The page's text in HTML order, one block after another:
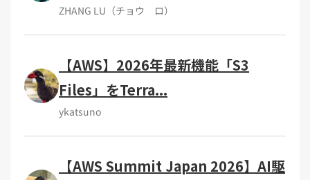
ZHANG LU（チョウ ロ）
【AWS】2026年最新機能「S3
Files」をTerra...
ykatsuno
【AWS Summit Japan 2026】AI駆